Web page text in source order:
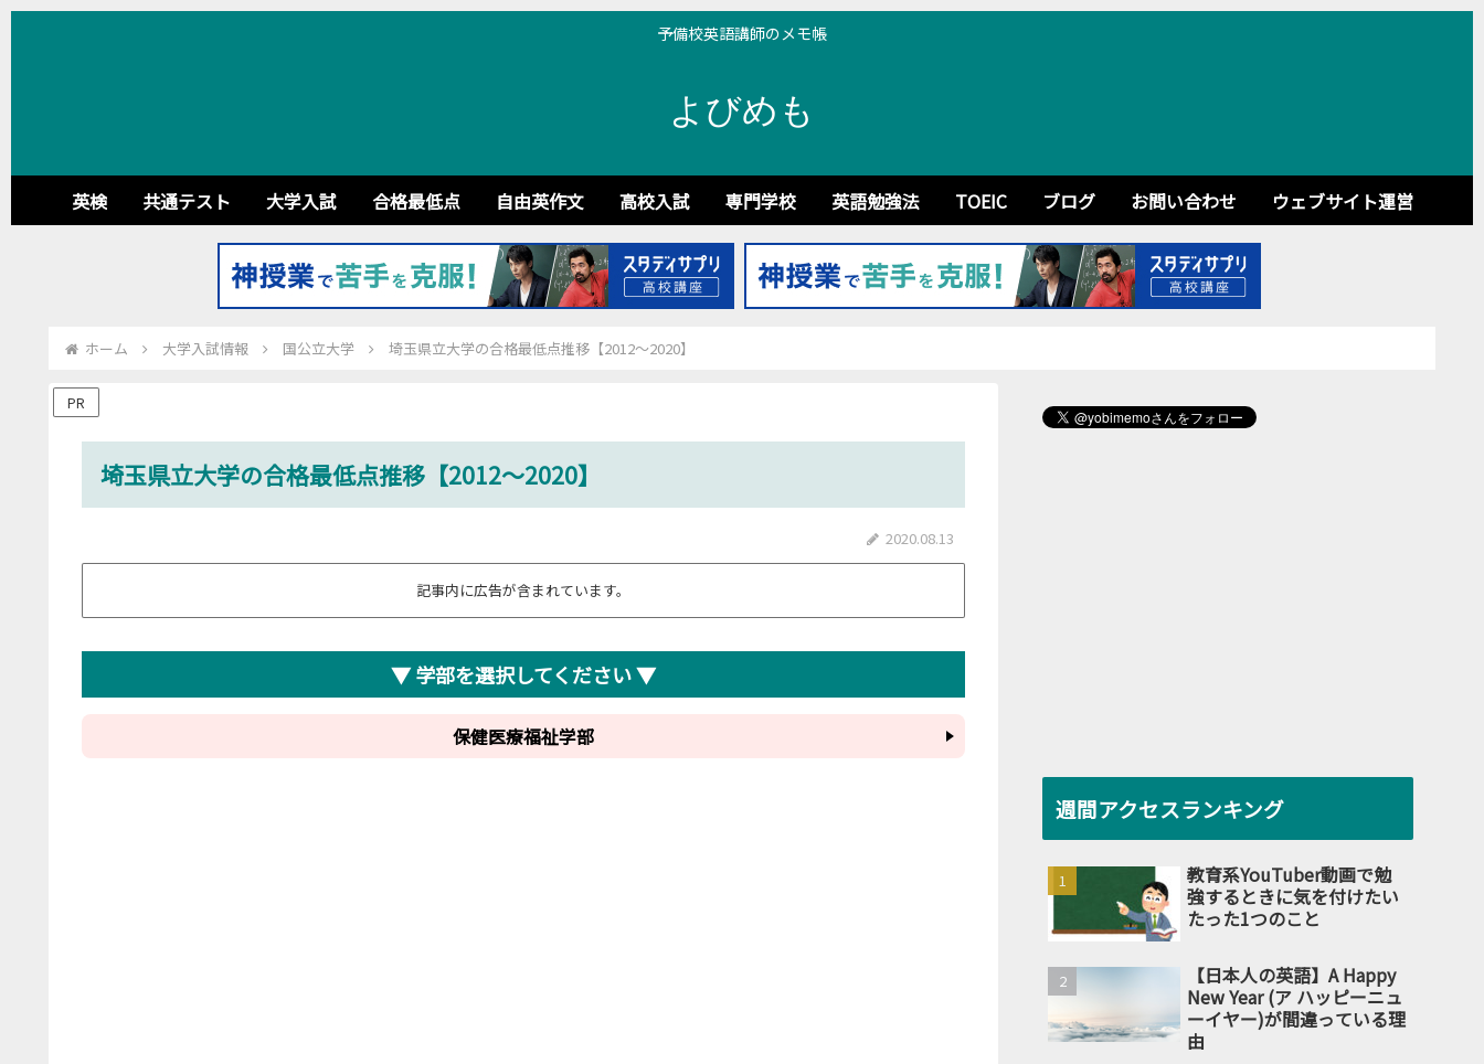
予備校英語講師のメモ帳
よびめも
英検 共通テスト 大学入試 合格最低点 自由英作文 高校入試 専門学校 英語勉強法 TOEIC ブログ お問い合わせ ウェブサイト運営
ホーム 大学入試情報 国公立大学 埼玉県立大学の合格最低点推移【2012～2020】
PR
埼玉県立大学の合格最低点推移【2012～2020】
2020.08.13
記事内に広告が含まれています。
▼ 学部を選択してください ▼
保健医療福祉学部
週間アクセスランキング
教育系YouTuber動画で勉
強するときに気を付けたい
たった1つのこと
【日本人の英語】A Happy
New Year (ア ハッピーニュ
ーイヤー)が間違っている理
由